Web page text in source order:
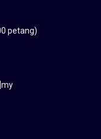
petang)